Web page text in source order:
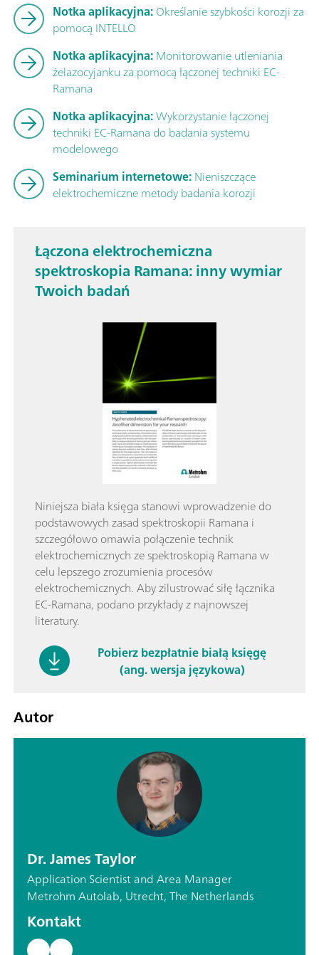
Notka aplikacyjna:Określanie szybkości korozji za
pomocą INTELLO
Notka aplikacyjna:Monitorowanie utleniania
żelazocyjanku za pomocą łączonej techniki EC-
Ramana
Notka aplikacyjna:Wykorzystanie łączonej
techniki EC-Ramana do badania systemu
modelowego
Seminarium internetowe:Nieniszczące
elektrochemiczne metody badania korozji
Łączona elektrochemiczna
spektroskopia Ramana: inny wymiar
Twoich badań
Niniejsza biała księga stanowi wprowadzenie do
podstawowych zasad spektroskopii Ramana i
szczegółowo omawia połączenie technik
elektrochemicznych ze spektroskopią Ramana w
celu lepszego zrozumienia procesów
elektrochemicznych. Aby zilustrować siłę łącznika
EC-Ramana, podano przykłady z najnowszej
literatury.
Pobierz bezpłatnie białą księgę
(ang. wersja językowa)
Autor
Dr. James Taylor
Application Scientist and Area Manager
Metrohm Autolab, Utrecht, The Netherlands
Kontakt